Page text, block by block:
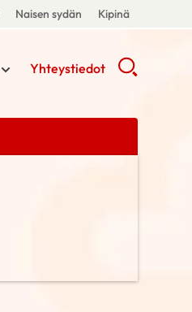
Naisen sydän Kipinä
Yhteystiedot